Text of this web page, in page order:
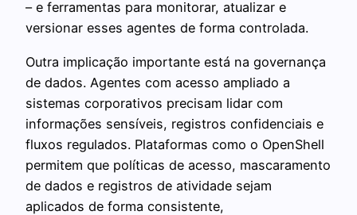
– e ferramentas para monitorar, atualizar e
versionar esses agentes de forma controlada.
Outra implicação importante está na governança
de dados. Agentes com acesso ampliado a
sistemas corporativos precisam lidar com
informações sensíveis, registros confidenciais e
fluxos regulados. Plataformas como o OpenShell
permitem que políticas de acesso, mascaramento
de dados e registros de atividade sejam
aplicados de forma consistente,